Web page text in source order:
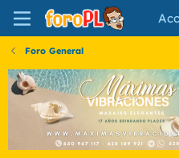
Foro General